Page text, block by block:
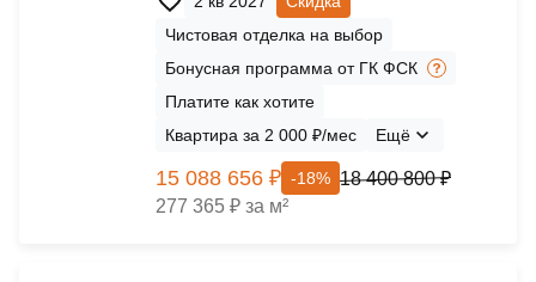
Чистовая отделка на выбор
Бонусная программа от ГК ФСК
Платите как хотите
Квартира за 2 000 ₽/мес
Ещё
15 088 656 ₽ -18% 18 400 800 ₽
277 365 ₽ за м²